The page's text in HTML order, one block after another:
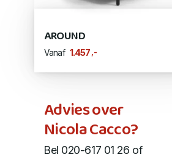
AROUND
Vanaf 1.457 ,-
Advies over
Nicola Cacco?
Bel 020-617 01 26 of